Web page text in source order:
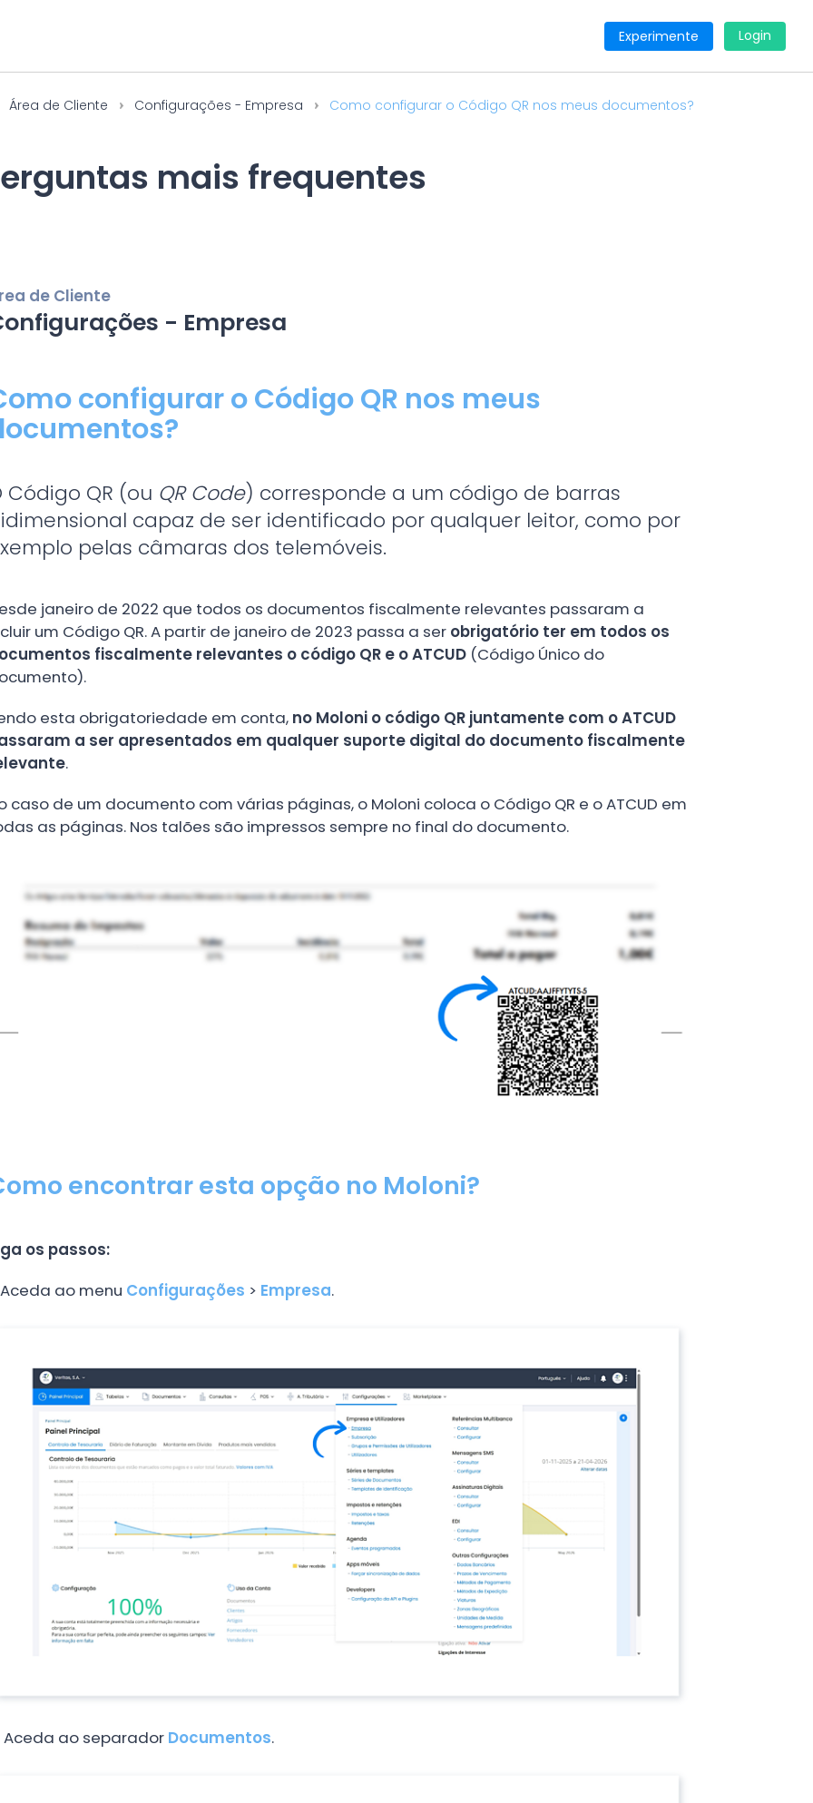
Experimente Login
Área de Cliente Configurações - Empresa Como configurar o Código QR nos meus documentos?
mais frequentes
de Cliente
- Empresa
configurar o Código QR nos meus
Código QR (ou QR Code) corresponde a um código de barras
capaz de ser identificado por qualquer leitor, como por
pelas câmaras dos telemóveis.
janeiro de 2022 que todos os documentos fiscalmente relevantes passaram a
um Código QR. A partir de janeiro de 2023 passa a ser obrigatório ter em todos os
fiscalmente relevantes o código QR e o ATCUD (Código Único do
esta obrigatoriedade em conta, no Moloni o código QR juntamente com o ATCUD
a ser apresentados em qualquer suporte digital do documento fiscalmente
.
caso de um documento com várias páginas, o Moloni coloca o Código QR e o ATCUD em
as páginas. Nos talões são impressos sempre no final do documento.
encontrar esta opção no Moloni?
os passos:
ao menu Configurações > Empresa.
Aceda ao separador Documentos.